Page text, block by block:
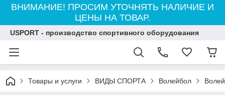
ВНИМАНИЕ! ПРОСИМ УТОЧНЯТЬ НАЛИЧИЕ И
ЦЕНЫ НА ТОВАР.
USPORT - производство спортивного оборудования
Товары и услуги ВИДЫ СПОРТА Волейбол